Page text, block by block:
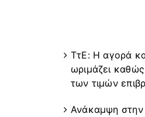
ΤτΕ: Η αγορά
ωριμάζει
των τιμών
Ανάκαμψη στην